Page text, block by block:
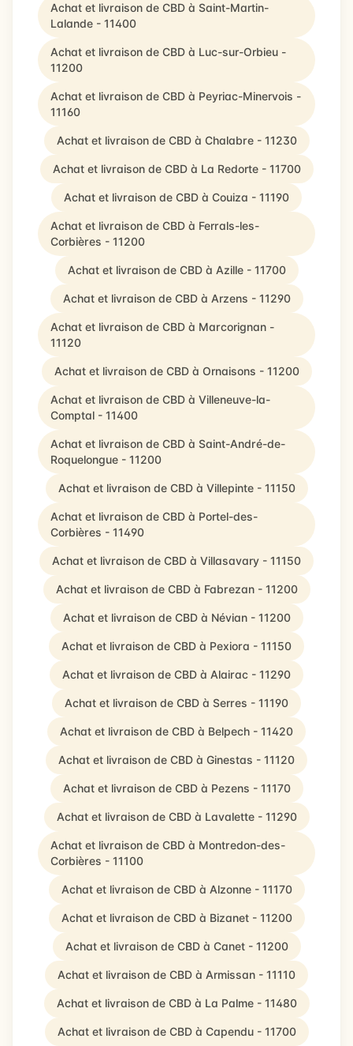
Achat et livraison de CBD à Saint-Martin-
Lalande - 11400
Achat et livraison de CBD à Luc-sur-Orbieu -
11200
Achat et livraison de CBD à Peyriac-Minervois -
11160
Achat et livraison de CBD à Chalabre - 11230
Achat et livraison de CBD à La Redorte - 11700
Achat et livraison de CBD à Couiza - 11190
Achat et livraison de CBD à Ferrals-les-
Corbières - 11200
Achat et livraison de CBD à Azille - 11700
Achat et livraison de CBD à Arzens - 11290
Achat et livraison de CBD à Marcorignan -
11120
Achat et livraison de CBD à Ornaisons - 11200
Achat et livraison de CBD à Villeneuve-la-
Comptal - 11400
Achat et livraison de CBD à Saint-André-de-
Roquelongue - 11200
Achat et livraison de CBD à Villepinte - 11150
Achat et livraison de CBD à Portel-des-
Corbières - 11490
Achat et livraison de CBD à Villasavary - 11150
Achat et livraison de CBD à Fabrezan - 11200
Achat et livraison de CBD à Névian - 11200
Achat et livraison de CBD à Pexiora - 11150
Achat et livraison de CBD à Alairac - 11290
Achat et livraison de CBD à Serres - 11190
Achat et livraison de CBD à Belpech - 11420
Achat et livraison de CBD à Ginestas - 11120
Achat et livraison de CBD à Pezens - 11170
Achat et livraison de CBD à Lavalette - 11290
Achat et livraison de CBD à Montredon-des-
Corbières - 11100
Achat et livraison de CBD à Alzonne - 11170
Achat et livraison de CBD à Bizanet - 11200
Achat et livraison de CBD à Canet - 11200
Achat et livraison de CBD à Armissan - 11110
Achat et livraison de CBD à La Palme - 11480
Achat et livraison de CBD à Capendu - 11700